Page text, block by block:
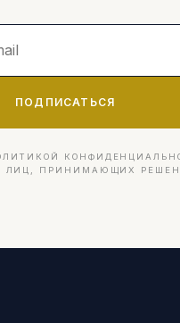
ПОДПИСАТЬСЯ
ЛИЦ, ПРИНИМАЮЩИХ